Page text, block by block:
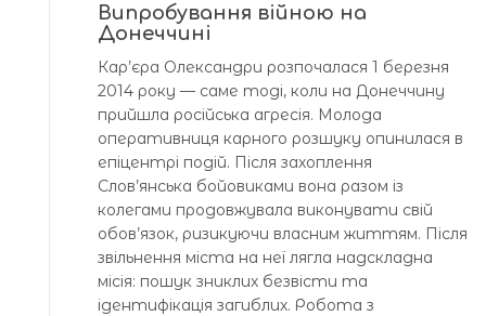
Випробування війною на
Донеччині
Кар’єра Олександри розпочалася 1 березня
2014 року — саме тоді, коли на Донеччину
прийшла російська агресія. Молода
оперативниця карного розшуку опинилася в
епіцентрі подій. Після захоплення
Слов’янська бойовиками вона разом із
колегами продовжувала виконувати свій
обов’язок, ризикуючи власним життям. Після
звільнення міста на неї лягла надскладна
місія: пошук зниклих безвісти та
ідентифікація загиблих. Робота з